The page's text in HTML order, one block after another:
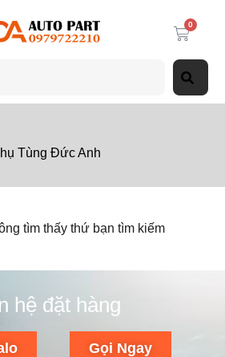
0
Tùng Đức Anh
tìm thấy thứ bạn tìm kiếm
hệ đặt hàng
Gọi Ngay